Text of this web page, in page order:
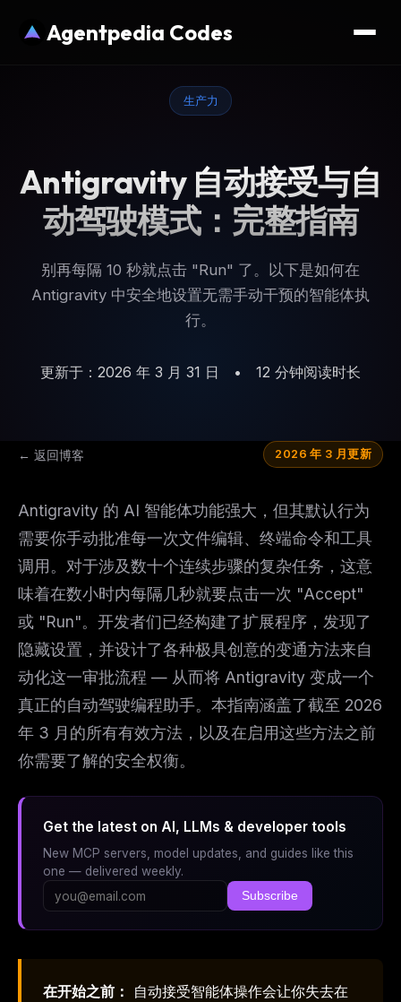
Agentpedia Codes
生产力
Antigravity 自动接受与自
动驾驶模式：完整指南
别再每隔 10 秒就点击 "Run" 了。以下是如何在
Antigravity 中安全地设置无需手动干预的智能体执
行。
更新于：2026 年 3 月 31 日 • 12 分钟阅读时长
← 返回博客 2026 年 3 月更新
Antigravity 的 AI 智能体功能强大，但其默认行为
需要你手动批准每一次文件编辑、终端命令和工具
调用。对于涉及数十个连续步骤的复杂任务，这意
味着在数小时内每隔几秒就要点击一次 "Accept"
或 "Run"。开发者们已经构建了扩展程序，发现了
隐藏设置，并设计了各种极具创意的变通方法来自
动化这一审批流程 — 从而将 Antigravity 变成一个
真正的自动驾驶编程助手。本指南涵盖了截至 2026
年 3 月的所有有效方法，以及在启用这些方法之前
你需要了解的安全权衡。
Get the latest on AI, LLMs & developer tools
New MCP servers, model updates, and guides like this
one — delivered weekly.
Subscribe
在开始之前：
自动接受智能体操作会让你失去在